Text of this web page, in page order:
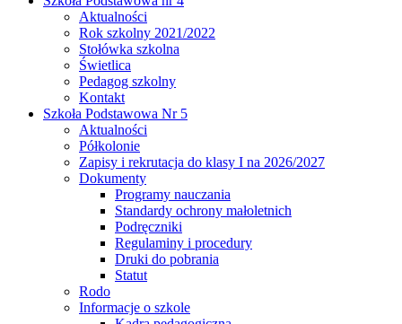
Aktualności
Rok szkolny 2021/2022
Stołówka szkolna
Świetlica
Pedagog szkolny
Kontakt
Szkoła Podstawowa Nr 5
Aktualności
Półkolonie
Zapisy i rekrutacja do klasy I na 2026/2027
Dokumenty
Programy nauczania
Standardy ochrony małoletnich
Podręczniki
Regulaminy i procedury
Druki do pobrania
Statut
Rodo
Informacje o szkole